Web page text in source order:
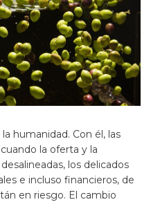
humanidad. Con él, las
la oferta y la
los delicados
e incluso financieros, de
en riesgo. El cambio